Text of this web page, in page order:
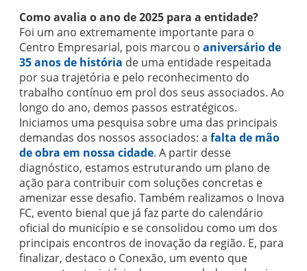
Como avalia o ano de 2025 para a entidade?
Foi um ano extremamente importante para o
Centro Empresarial, pois marcou o aniversário de
35 anos de história de uma entidade respeitada
por sua trajetória e pelo reconhecimento do
trabalho contínuo em prol dos seus associados. Ao
longo do ano, demos passos estratégicos.
Iniciamos uma pesquisa sobre uma das principais
demandas dos nossos associados: a falta de mão
de obra em nossa cidade. A partir desse
diagnóstico, estamos estruturando um plano de
ação para contribuir com soluções concretas e
amenizar esse desafio. Também realizamos o Inova
FC, evento bienal que já faz parte do calendário
oficial do município e se consolidou como um dos
principais encontros de inovação da região. E, para
finalizar, destaco o Conexão, um evento que